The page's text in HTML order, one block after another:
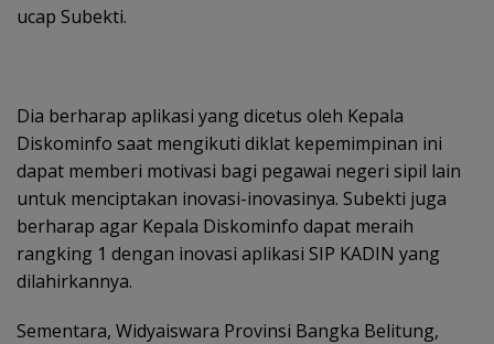
ucap Subekti.
Dia berharap aplikasi yang dicetus oleh Kepala
Diskominfo saat mengikuti diklat kepemimpinan ini
dapat memberi motivasi bagi pegawai negeri sipil lain
untuk menciptakan inovasi-inovasinya. Subekti juga
berharap agar Kepala Diskominfo dapat meraih
rangking 1 dengan inovasi aplikasi SIP KADIN yang
dilahirkannya.
Sementara, Widyaiswara Provinsi Bangka Belitung,